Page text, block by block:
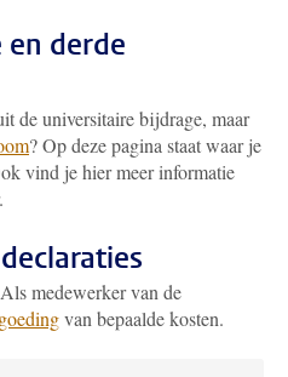
derde
de universitaire bijdrage, maar
? Op deze pagina staat waar je
vind je hier meer informatie
medewerker van de
van bepaalde kosten.